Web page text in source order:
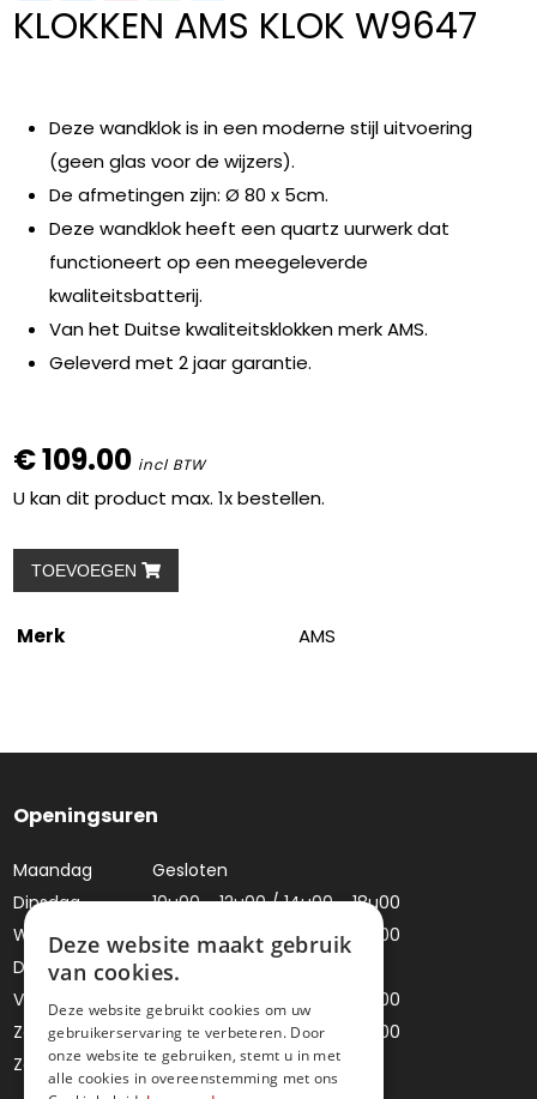
KLOKKEN AMS KLOK W9647
Deze wandklok is in een moderne stijl uitvoering
(geen glas voor de wijzers).
De afmetingen zijn: Ø 80 x 5cm.
Deze wandklok heeft een quartz uurwerk dat
functioneert op een meegeleverde
kwaliteitsbatterij.
Van het Duitse kwaliteitsklokken merk AMS.
Geleverd met 2 jaar garantie.
€ 109.00 incl BTW
U kan dit product max. 1x bestellen.
TOEVOEGEN
Merk AMS
Openingsuren
Maandag
Gesloten
Dinsdag
10u00 - 12u00 / 14u00 - 18u00
Woensdag
10u00 - 12u00 / 14u00 - 18u00
Donderdag
Gesloten
Vrijdag
10u00 - 12u00 / 14u00 - 18u00
Zaterdag
10u00 - 12u00 / 14u00 - 18u00
Zondag
Gesloten
Deze website maakt gebruik
van cookies.
Deze website gebruikt cookies om uw
gebruikerservaring te verbeteren. Door
onze website te gebruiken, stemt u in met
alle cookies in overeenstemming met ons